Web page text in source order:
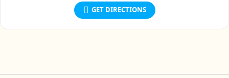
GET DIRECTIONS